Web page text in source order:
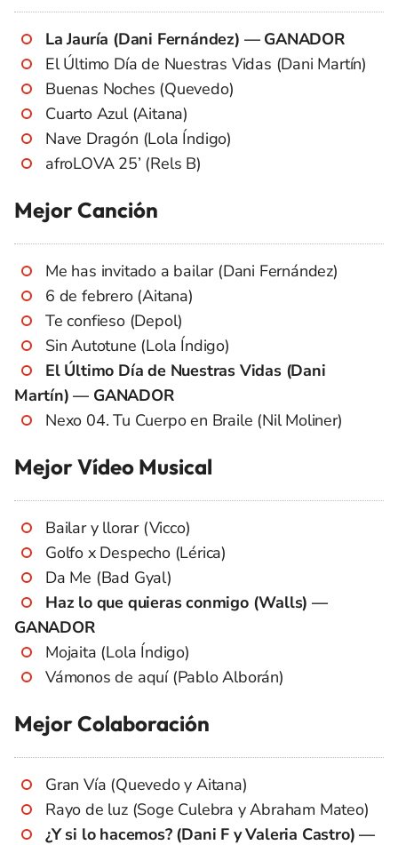
La Jauría (Dani Fernández) — GANADOR
El Último Día de Nuestras Vidas (Dani Martín)
Buenas Noches (Quevedo)
Cuarto Azul (Aitana)
Nave Dragón (Lola Índigo)
afroLOVA 25’ (Rels B)
Mejor Canción
Me has invitado a bailar (Dani Fernández)
6 de febrero (Aitana)
Te confieso (Depol)
Sin Autotune (Lola Índigo)
El Último Día de Nuestras Vidas (Dani
Martín) — GANADOR
Nexo 04. Tu Cuerpo en Braile (Nil Moliner)
Mejor Vídeo Musical
Bailar y llorar (Vicco)
Golfo x Despecho (Lérica)
Da Me (Bad Gyal)
Haz lo que quieras conmigo (Walls) —
GANADOR
Mojaita (Lola Índigo)
Vámonos de aquí (Pablo Alborán)
Mejor Colaboración
Gran Vía (Quevedo y Aitana)
Rayo de luz (Soge Culebra y Abraham Mateo)
¿Y si lo hacemos? (Dani F y Valeria Castro) —